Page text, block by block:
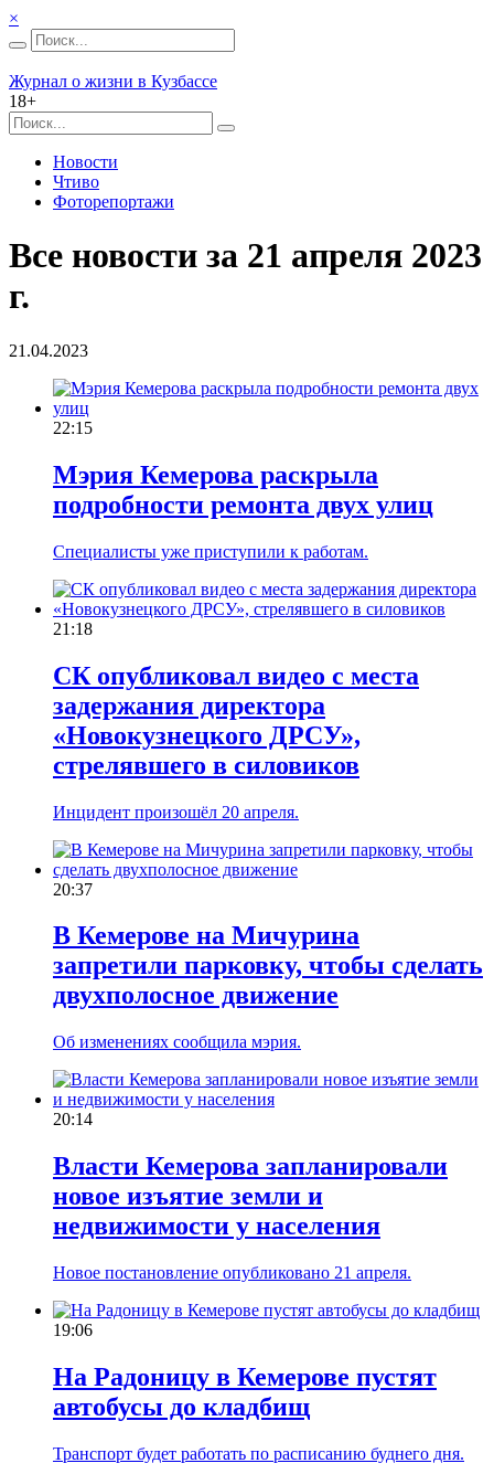
×
Журнал о жизни в Кузбассе
18+
Новости
Чтиво
Фоторепортажи
Все новости за 21 апреля 2023
г.
21.04.2023
22:15
Мэрия Кемерова раскрыла
подробности ремонта двух улиц
Специалисты уже приступили к работам.
21:18
СК опубликовал видео с места
задержания директора
«Новокузнецкого ДРСУ»,
стрелявшего в силовиков
Инцидент произошёл 20 апреля.
20:37
В Кемерове на Мичурина
запретили парковку, чтобы сделать
двухполосное движение
Об изменениях сообщила мэрия.
20:14
Власти Кемерова запланировали
новое изъятие земли и
недвижимости у населения
Новое постановление опубликовано 21 апреля.
19:06
На Радоницу в Кемерове пустят
автобусы до кладбищ
Транспорт будет работать по расписанию буднего дня.